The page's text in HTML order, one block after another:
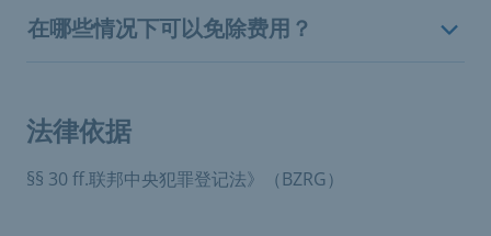
在哪些情况下可以免除费用？
法律依据
§§ 30 ff.联邦中央犯罪登记法》（BZRG）